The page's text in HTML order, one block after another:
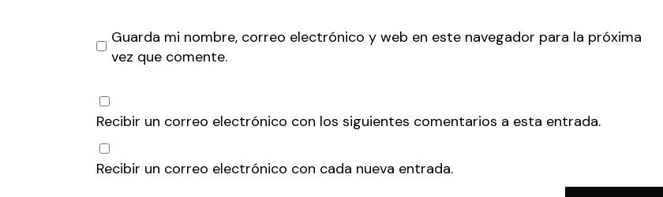
Guarda mi nombre, correo electrónico y web en este navegador para la próxima
vez que comente.
Recibir un correo electrónico con los siguientes comentarios a esta entrada.
Recibir un correo electrónico con cada nueva entrada.